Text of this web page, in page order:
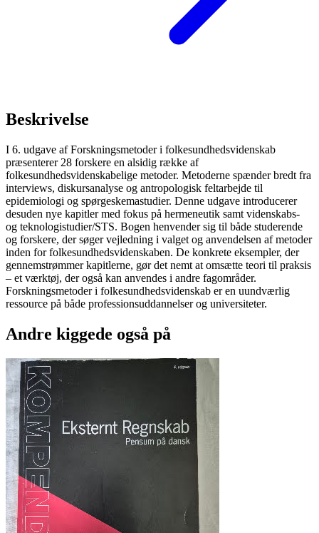
Beskrivelse
I 6. udgave af Forskningsmetoder i folkesundhedsvidenskab
præsenterer 28 forskere en alsidig række af
folkesundhedsvidenskabelige metoder. Metoderne spænder bredt fra
interviews, diskursanalyse og antropologisk feltarbejde til
epidemiologi og spørgeskemastudier. Denne udgave introducerer
desuden nye kapitler med fokus på hermeneutik samt videnskabs-
og teknologistudier/STS. Bogen henvender sig til både studerende
og forskere, der søger vejledning i valget og anvendelsen af metoder
inden for folkesundhedsvidenskaben. De konkrete eksempler, der
gennemstrømmer kapitlerne, gør det nemt at omsætte teori til praksis
– et værktøj, der også kan anvendes i andre fagområder.
Forskningsmetoder i folkesundhedsvidenskab er en uundværlig
ressource på både professionsuddannelser og universiteter.
Andre kiggede også på